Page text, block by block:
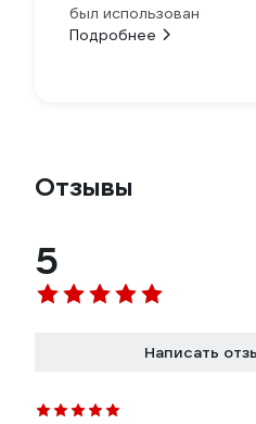
был использован
Подробнее
Отзывы
5
Написать